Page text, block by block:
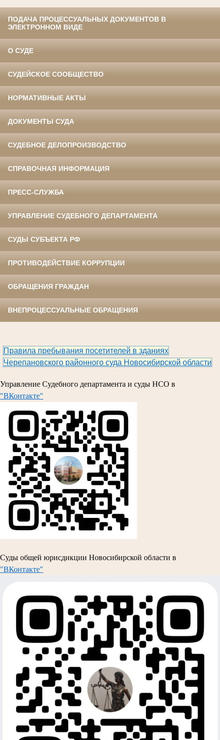
ПОДАЧА ПРОЦЕССУАЛЬНЫХ ДОКУМЕНТОВ В
ЭЛЕКТРОННОМ ВИДЕ
О СУДЕ
СУДЕЙСКОЕ СООБЩЕСТВО
НОРМАТИВНЫЕ АКТЫ
ДОКУМЕНТЫ СУДА
СУДЕБНОЕ ДЕЛОПРОИЗВОДСТВО
СПРАВОЧНАЯ ИНФОРМАЦИЯ
ПРЕСС-СЛУЖБА
УПРАВЛЕНИЕ СУДЕБНОГО ДЕПАРТАМЕНТА
СУДЫ СУБЪЕКТА РФ
ПРОТИВОДЕЙСТВИЕ КОРРУПЦИИ
ОБРАЩЕНИЯ ГРАЖДАН
ВНЕПРОЦЕССУАЛЬНЫЕ ОБРАЩЕНИЯ
Правила пребывания посетителей в зданиях
Черепановского районного суда Новосибирской области
Управление Судебного департамента и суды НСО в
"ВКонтакте"
Суды общей юрисдикции Новосибирской области в
"ВКонтакте"